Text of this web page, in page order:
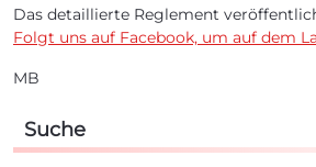
Das detaillierte Reglement
Folgt uns auf Facebook, um auf dem
MB
Suche